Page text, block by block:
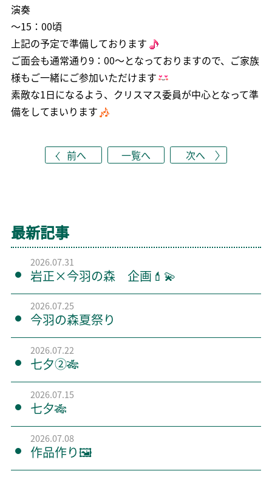
演奏
～15：00頃
上記の予定で準備しております
ご面会も通常通り9：00～となっておりますので、ご家族
様もご一緒にご参加いただけます
素敵な1日になるよう、クリスマス委員が中心となって準
備をしてまいります
前へ 一覧へ 次へ
最新記事
2026.07.31
岩正×今羽の森 企画💄💫
2026.07.25
今羽の森夏祭り
2026.07.22
七夕②🎋
2026.07.15
七夕🎋
2026.07.08
作品作り🖼️